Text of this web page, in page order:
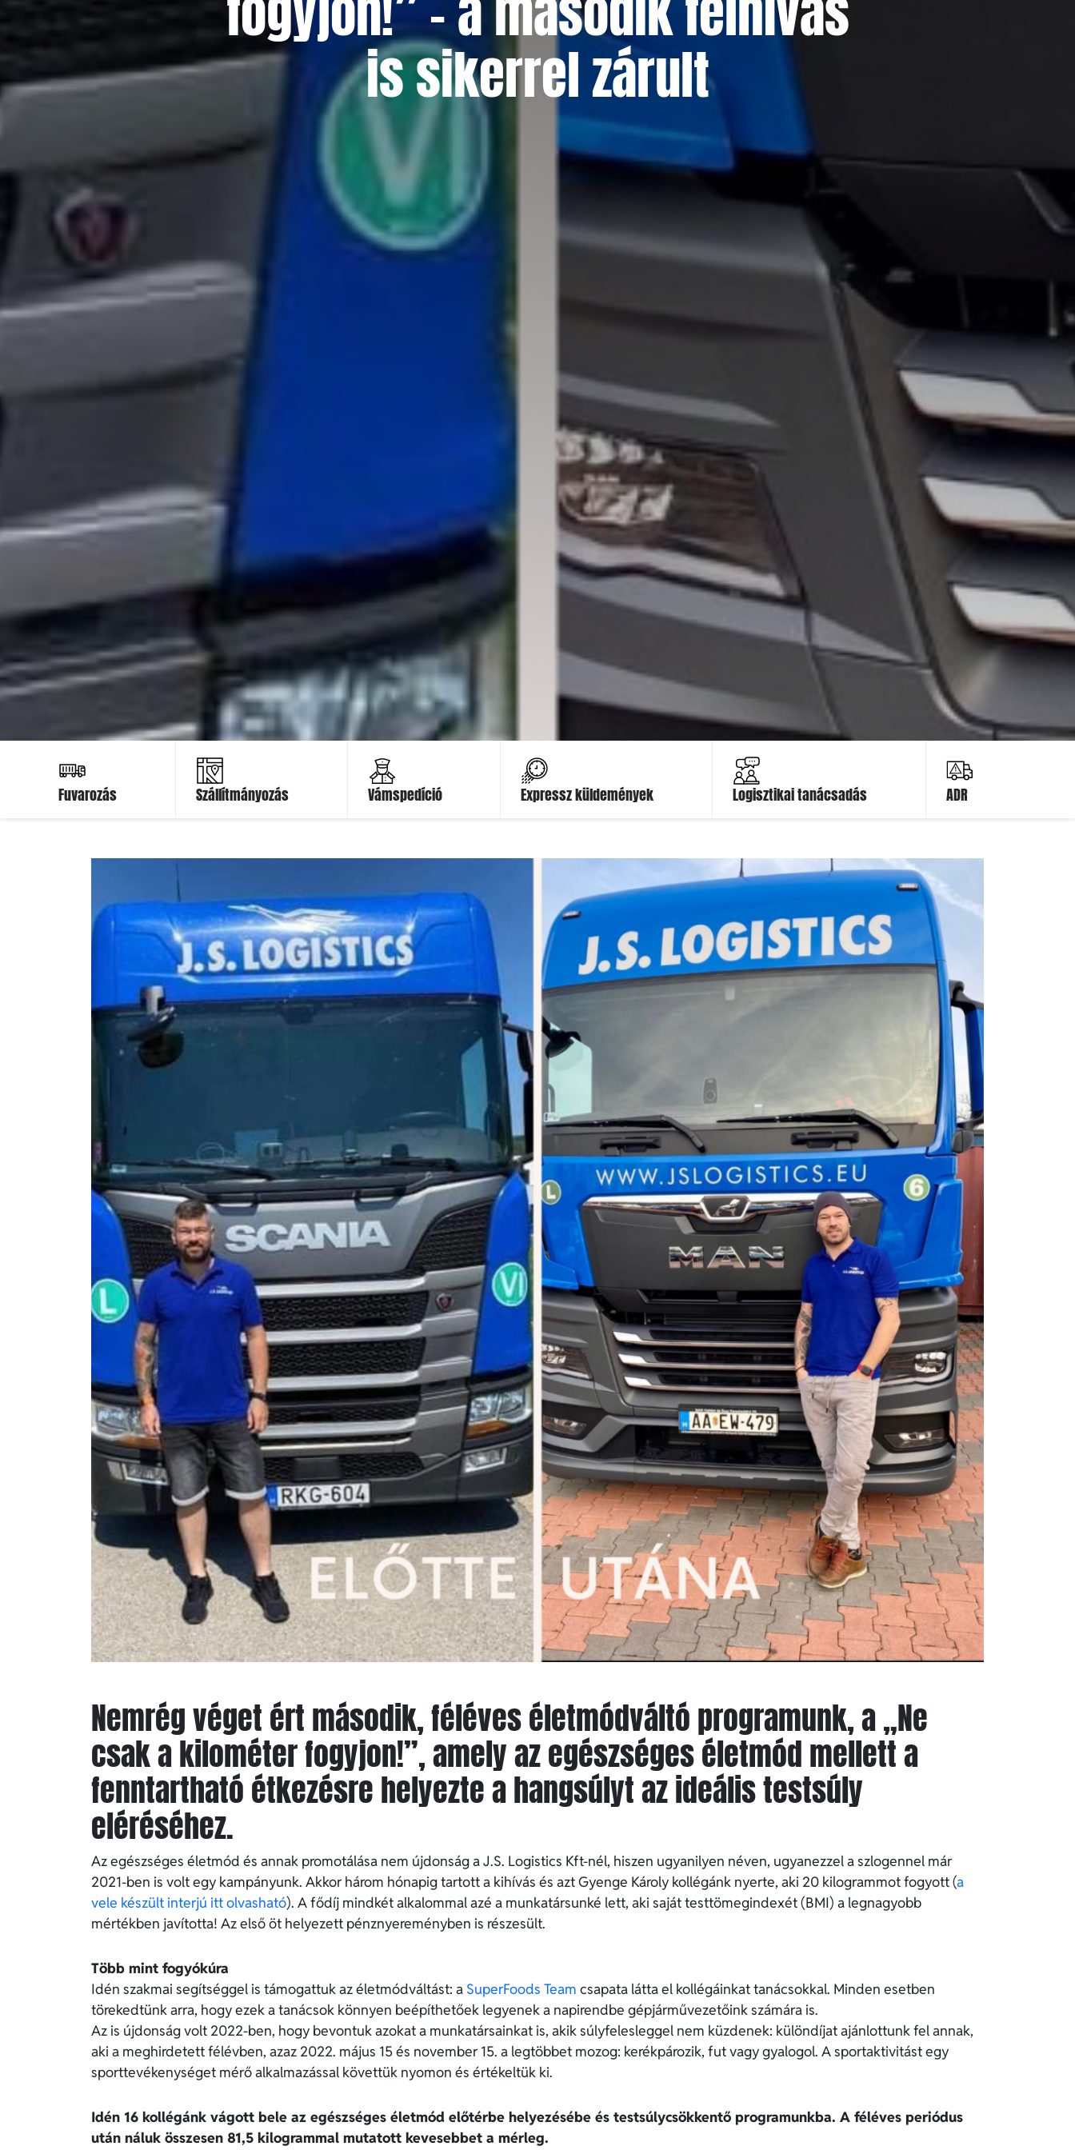
is sikerrel zárult
Fuvarozás Szállítmányozás
Ajánlatot kérek
Vámspedíció
Ajánlatot kérek
Expressz küldemények
Ajánlatot kérek
Logisztikai tanácsadás
Ajánlatot kérek
ADR
kérek
Nemrég véget ért második, féléves életmódváltó programunk, a„Ne
csak a kilométer fogyjon!”, amely az egészséges életmód mellett a
fenntartható étkezésre helyezte a hangsúlyt az ideális testsúly
eléréséhez.
Az egészséges életmód és annak promotálása nem újdonság a J.S. Logistics Kft-nél, hiszen ugyanilyen néven, ugyanezzel a szlogennel már
2021-ben is volt egy kampányunk. Akkor három hónapig tartott a kihívás és azt Gyenge Károly kollégánk nyerte, aki 20 kilogrammot fogyott (a
vele készült interjú itt olvasható). A fődíj mindkét alkalommal azé a munkatársunké lett, aki saját testtömegindexét (BMI) a legnagyobb
mértékben javította! Az első öt helyezett pénznyereményben is részesült.
Több mint fogyókúra
Idén szakmai segítséggel is támogattuk az életmódváltást: a SuperFoods Team csapata látta el kollégáinkat tanácsokkal. Minden esetben
törekedtünk arra, hogy ezek a tanácsok könnyen beépíthetőek legyenek a napirendbe gépjárművezetőink számára is.
Az is újdonság volt 2022-ben, hogy bevontuk azokat a munkatársainkat is, akik súlyfelesleggel nem küzdenek: különdíjat ajánlottunk fel annak,
aki a meghirdetett félévben, azaz 2022. május 15 és november 15. a legtöbbet mozog: kerékpározik, fut vagy gyalogol. A sportaktivitást egy
sporttevékenységet mérő alkalmazással követtük nyomon és értékeltük ki.
Idén 16 kollégánk vágott bele az egészséges életmód előtérbe helyezésébe és testsúlycsökkentő programunkba. A féléves periódus
után náluk összesen 81,5 kilogrammal mutatott kevesebbet a mérleg.